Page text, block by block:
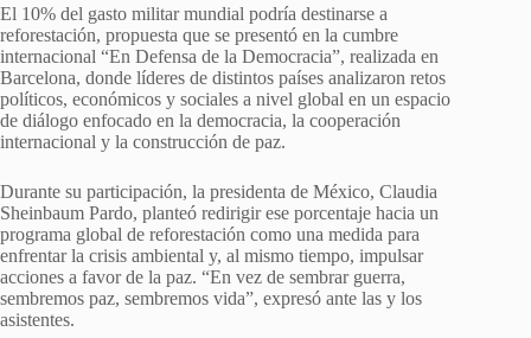
El 10% del gasto militar mundial podría destinarse a
reforestación, propuesta que se presentó en la cumbre
internacional “En Defensa de la Democracia”, realizada en
Barcelona, donde líderes de distintos países analizaron retos
políticos, económicos y sociales a nivel global en un espacio
de diálogo enfocado en la democracia, la cooperación
internacional y la construcción de paz.
Durante su participación, la presidenta de México, Claudia
Sheinbaum Pardo, planteó redirigir ese porcentaje hacia un
programa global de reforestación como una medida para
enfrentar la crisis ambiental y, al mismo tiempo, impulsar
acciones a favor de la paz. “En vez de sembrar guerra,
sembremos paz, sembremos vida”, expresó ante las y los
asistentes.